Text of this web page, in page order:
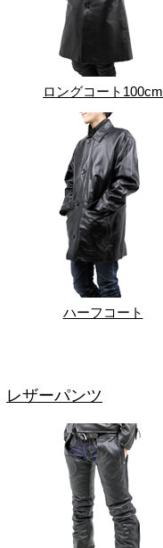
ロングコート100cm
ハーフコート
レザーパンツ